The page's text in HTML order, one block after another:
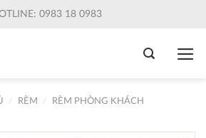
0983 18 0983
RÈM RÈM PHÒNG KHÁCH